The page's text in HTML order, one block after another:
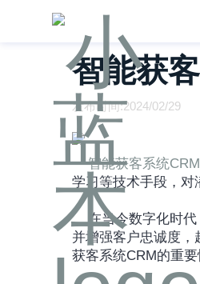
智能获
发布时间:2024/02/29
智能获客系统CRM
学习等技术手段，对
	在当今数字化时代，企业的营销方式正在发生深刻变革。为了更有效地获取潜在客户、提升销售转化率
并增强客户忠诚度
获客系统CRM的重